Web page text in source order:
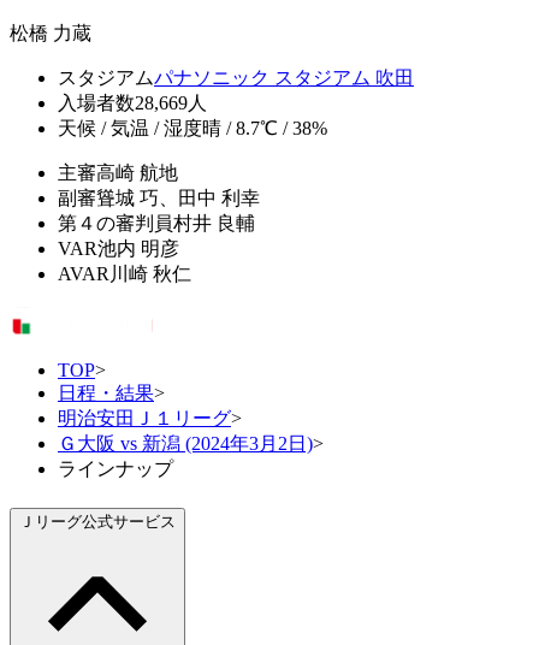
松橋 力蔵
スタジアムパナソニック スタジアム 吹田
入場者数28,669人
天候 / 気温 / 湿度晴 / 8.7℃ / 38%
主審高崎 航地
副審聳城 巧、田中 利幸
第４の審判員村井 良輔
VAR池内 明彦
AVAR 川崎 秋仁
TOP>
日程・結果>
明治安田Ｊ１リーグ>
Ｇ大阪 vs 新潟 (2024年3月2日)>
ラインナップ
Ｊリーグ公式サービス